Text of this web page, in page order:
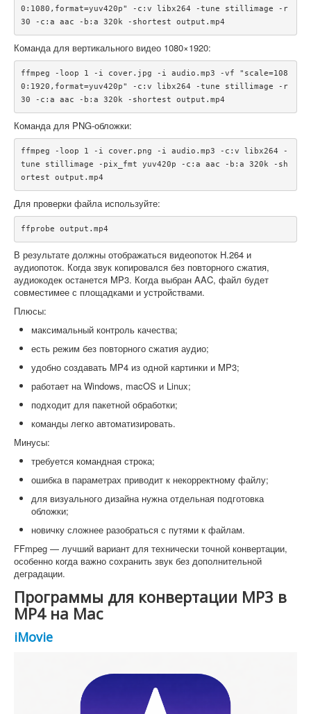
0:1080,format=yuv420p" -c:v libx264 -tune stillimage -r
Команда для вертикального видео 1080×1920:
ffmpeg -loop 1 -i cover.jpg -i audio.mp3 -vf "scale=108
0:1920,format=yuv420p" -c:v libx264 -tune stillimage -r
Команда для PNG-обложки:
ffmpeg -loop 1 -i cover.png -i audio.mp3 -c:v libx264 -
tune stillimage -pix_fmt yuv420p -c:a aac -b:a 320k -sh
Для проверки файла используйте:
В результате должны отображаться видеопоток H.264 и
аудиопоток. Когда звук копировался без повторного сжатия,
аудиокодек останется MP3. Когда выбран AAC, файл будет
совместимее с площадками и устройствами.
Плюсы:
максимальный контроль качества;
есть режим без повторного сжатия аудио;
удобно создавать MP4 из одной картинки и MP3;
работает на Windows, macOS и Linux;
подходит для пакетной обработки;
команды легко автоматизировать.
Минусы:
требуется командная строка;
ошибка в параметрах приводит к некорректному файлу;
для визуального дизайна нужна отдельная подготовка
обложки;
новичку сложнее разобраться с путями к файлам.
FFmpeg — лучший вариант для технически точной конвертации,
особенно когда важно сохранить звук без дополнительной
деградации.
Программы для конвертации MP3 в
MP4 на Mac
iMovie